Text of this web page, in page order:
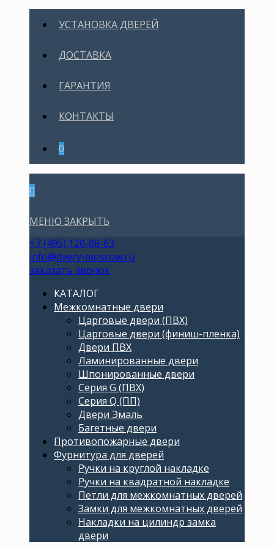
УСТАНОВКА ДВЕРЕЙ
ДОСТАВКА
ГАРАНТИЯ
КОНТАКТЫ
0
0
МЕНЮ ЗАКРЫТЬ
+7 (495) 120-08-63
info@dvery-moscow.ru
заказать звонок
КАТАЛОГ
Межкомнатные двери
Царговые двери (ПВХ)
Царговые двери (финиш-пленка)
Двери ПВХ
Ламинированные двери
Шпонированные двери
Серия G (ПВХ)
Серия Q (ПП)
Двери Эмаль
Багетные двери
Противопожарные двери
Фурнитура для дверей
Ручки на круглой накладке
Ручки на квадратной накладке
Петли для межкомнатных дверей
Замки для межкомнатных дверей
Накладки на цилиндр замка
двери